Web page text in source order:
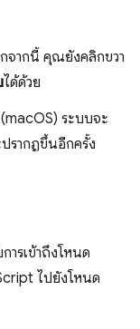
จากนี้ คุณยังคลิกขวา
ได้ด้วย
(macOS) ระบบจะ
รากฏขึ้นอีกครั้ง
รเข้าถึงโหนด
ไปยังโหนด